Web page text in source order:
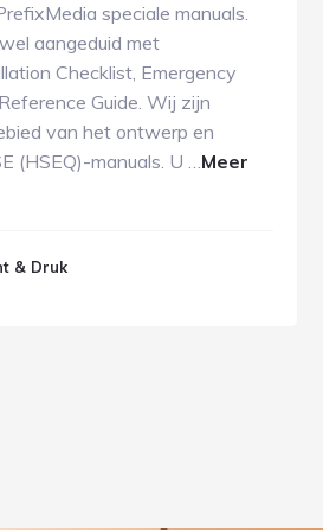
speciale manuals.
aangeduid met
Checklist, Emergency
Guide. Wij zijn
van het ontwerp en
(HSEQ)-manuals. U …Meer
& Druk